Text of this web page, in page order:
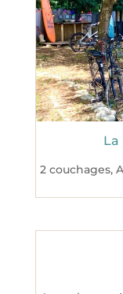
La
2 couchages,